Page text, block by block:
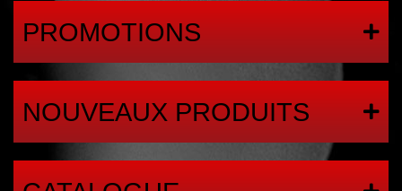
PROMOTIONS
NOUVEAUX PRODUITS